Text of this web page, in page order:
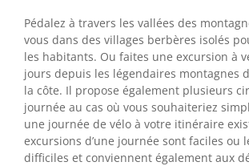
Pédalez à travers les vallées des
vous dans des villages berbères isolés
les habitants. Ou faites une excursion à
jours depuis les légendaires montagnes
la côte. Il propose également plusieurs
journée au cas où vous souhaiteriez
une journée de vélo à votre itinéraire
excursions d’une journée sont faciles ou
difficiles et conviennent également aux